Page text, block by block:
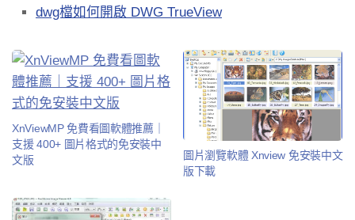
dwg檔如何開啟 DWG TrueView
XnViewMP 免費看圖軟體推薦｜
支援 400+ 圖片格式的免安裝中
文版
圖片瀏覽軟體 Xnview 免安裝中文
版下載